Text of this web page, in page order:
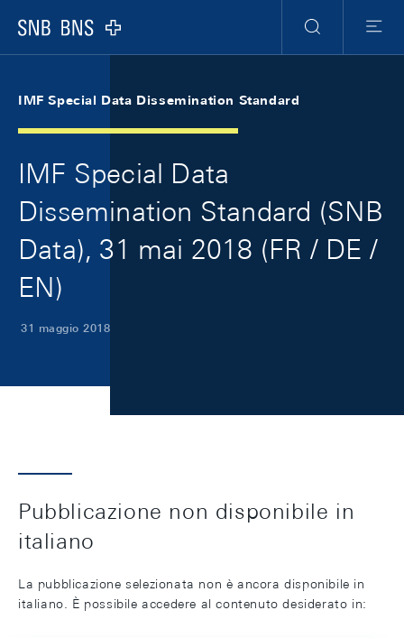
Logo
Ricerca
Menu
IMF Special Data Dissemination Standard
IMF Special Data
Dissemination Standard (SNB
Data), 31 mai 2018 (FR / DE /
EN)
31 maggio 2018
Pubblicazione non disponibile in
italiano
La pubblicazione selezionata non è ancora disponibile in
italiano. È possibile accedere al contenuto desiderato in: